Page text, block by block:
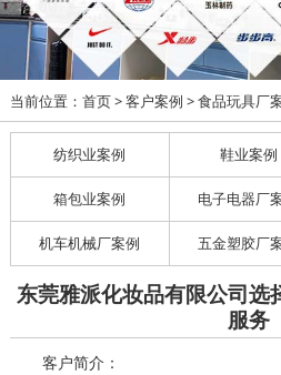
当前位置： 首页> 客户案例 > 食品玩具厂
纺织业案例 鞋业案例
箱包业案例 电子电器厂
机车机械厂案例 五金塑胶厂
东莞雅派化妆品有限公司选
服务
客户简介：